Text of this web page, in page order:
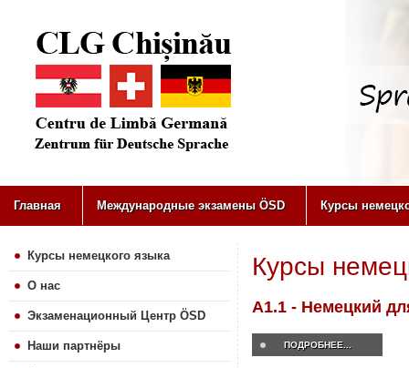
Главная Международные экзамены ÖSD Курсы
Курсы немецкого языка
О нас
Экзаменационный Центр ÖSD
Наши партнёры
Курсы
A1.1 - Немецкий
ПОДРОБНЕЕ...